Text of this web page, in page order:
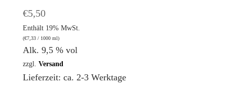
€5,50
Enthält 19% MwSt.
(€7,33/ 1000 ml)
Alk. 9,5 % vol
zzgl. Versand
Lieferzeit: ca. 2-3 Werktage